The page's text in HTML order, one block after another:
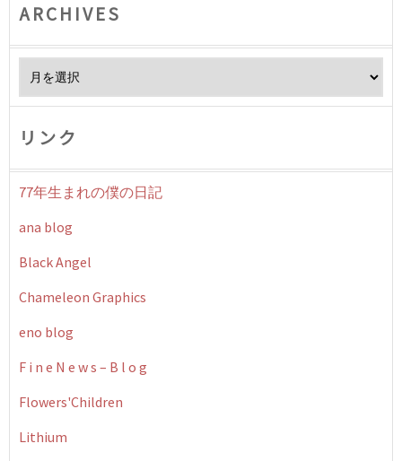
ARCHIVES
リンク
77年生まれの僕の日記
ana blog
Black Angel
Chameleon Graphics
eno blog
F i n e N e w s – B l o g
Flowers'Children
Lithium